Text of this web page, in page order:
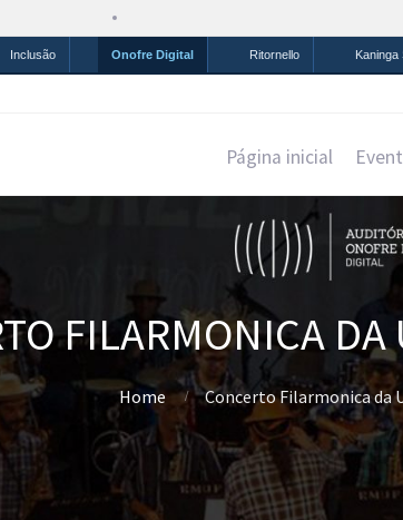
Simplifique!
Comunica BR
Inclusão Onofre Digital Ritornello Kaninga
Página inicial
FILARMONICA
Home Concerto Filarmonica da